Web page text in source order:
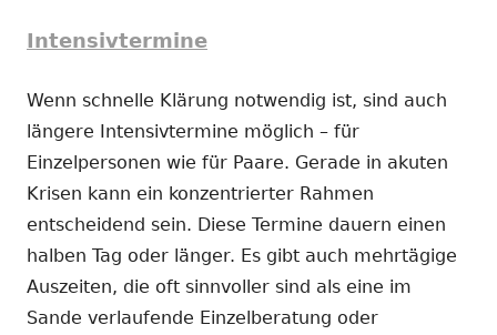
Intensivtermine
Wenn schnelle Klärung notwendig ist, sind auch
längere Intensivtermine möglich – für
Einzelpersonen wie für Paare. Gerade in akuten
Krisen kann ein konzentrierter Rahmen
entscheidend sein. Diese Termine dauern einen
halben Tag oder länger. Es gibt auch mehrtägige
Auszeiten, die oft sinnvoller sind als eine im
Sande verlaufende Einzelberatung oder